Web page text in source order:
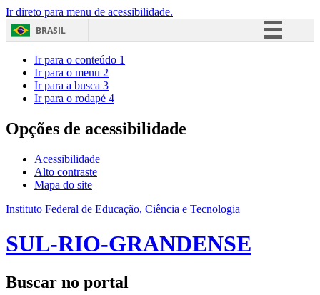
Ir direto para menu de acessibilidade.
BRASIL
Acesso à informação
Ir para o conteúdo 1
Ir para o menu 2
Ir para a busca 3
Ir para o rodapé 4
Opções de acessibilidade
Acessibilidade
Alto contraste
Mapa do site
Instituto Federal de Educação, Ciência e Tecnologia
SUL-RIO-GRANDENSE
Buscar no portal